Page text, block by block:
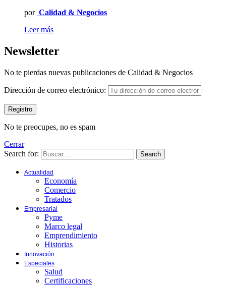
por Calidad & Negocios
Leer más
Newsletter
No te pierdas nuevas publicaciones de Calidad & Negocios
Dirección de correo electrónico:
No te preocupes, no es spam
Cerrar
Search for:
Search
Actualidad
Economía
Comercio
Tratados
Empresarial
Pyme
Marco legal
Emprendimiento
Historias
Innovación
Especiales
Salud
Certificaciones